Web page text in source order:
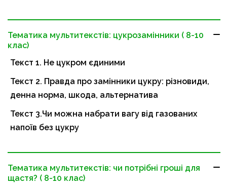
Тематика мультитекстів: цукрозамінники ( 8-10
клас)
Текст 1. Не цукром єдиними
Текст 2. Правда про замінники цукру: різновиди,
денна норма, шкода, альтернатива
Текст 3.Чи можна набрати вагу від газованих
напоїв без цукру
Тематика мультитекстів: чи потрібні гроші для
щастя? ( 8-10 клас)